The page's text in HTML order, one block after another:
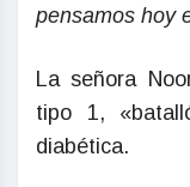
pensamos hoy
La señora
tipo 1,
diabética.